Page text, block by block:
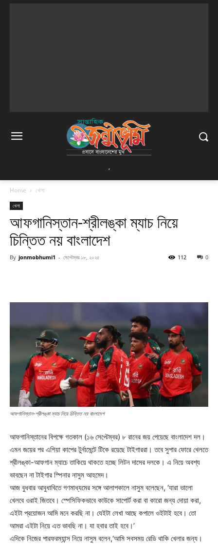
Home খেলা
খেলা
আফগানিস্তান-শ্রীলঙ্কা ম্যাচ নিয়ে
চিন্তিত নয় বাংলাদেশ
By jonmobhumi1 - সেপ্টেম্বর ১৮, ২০২৫ 0
112
আফগানিস্তান-শ্রীলঙ্কা ম্যাচ নিয়ে চিন্তিত নয় বাংলাদেশ
আফগানিস্তানের বিপক্ষে গতকাল (১৬ সেপ্টেম্বর) ৮ রানের জয় পেয়েছে বাংলাদেশ দল।
এমন জয়ের পর এশিয়া কাপের টুর্নামেন্টে টিকে রয়েছে টাইগাররা। তবে সুপার ফোরে খেলতে
শ্রীলঙ্কা-আফগান ম্যাচে তাকিয়ে থাকতে হচ্ছে লিটন দাসের দলকে। এ নিয়ে অবশ্য
ভাবছেন না টাইগার স্পিনার নাসুম আহমেদ।
আজ বুধবার আবুধাবিতে গণমাধ্যমের সঙ্গে আলাপকালে নাসুম বলেছেন, ‘যারা ভালো
খেলবে ওরাই জিতবে। স্পেসিফিকভাবে কাউকে সাপোর্ট করা বা কারো জন্য দোয়া করা,
এইটা প্রয়োজন আমি মনে করছি না। যেইটা লেখা আছে কপালে ওইটাই হবে। তো
আমরা এইটা নিয়ে এত ভাবছি না। যা হবার তাই হবে।’
এদিকে নিজের পারফরম্যান্স নিয়ে নাসুম বলেন,‘আমি সবসময় রেডি থাকি খেলার জন্য।